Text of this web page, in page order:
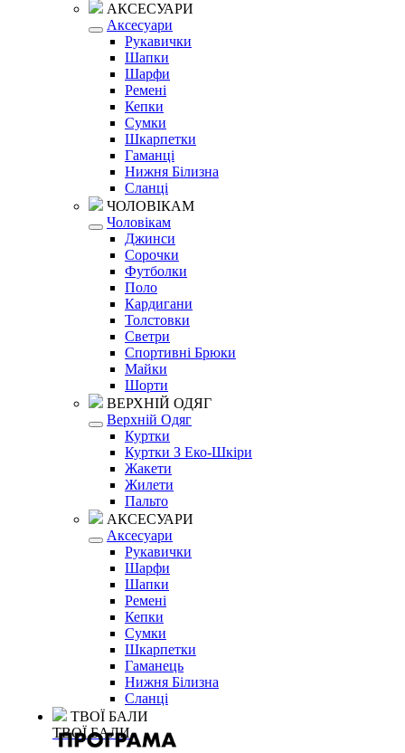
АКСЕСУАРИ
Аксесуари
Рукавички
Шапки
Шарфи
Ремені
Кепки
Сумки
Шкарпетки
Гаманці
Нижня Білизна
Сланці
ЧОЛОВІКАМ
Чоловікам
Джинси
Сорочки
Футболки
Поло
Кардигани
Толстовки
Светри
Спортивні Брюки
Майки
Шорти
ВЕРХНІЙ ОДЯГ
Верхній Одяг
Куртки
Куртки З Еко-Шкіри
Жакети
Жилети
Пальто
АКСЕСУАРИ
Аксесуари
Рукавички
Шарфи
Шапки
Ремені
Кепки
Сумки
Шкарпетки
Гаманець
Нижня Білизна
Сланці
ТВОЇ БАЛИ
ТВОЇ БАЛИ